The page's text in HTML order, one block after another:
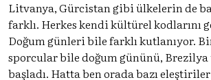
Litvanya, Gürcistan gibi ülkelerin de
farklı. Herkes kendi kültürel kodlarını
Doğum günleri bile farklı kutlanıyor.
sporcular bile doğum gününü,
başladı. Hatta ben orada bazı